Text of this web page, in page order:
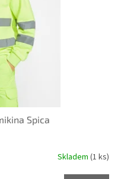
Spica
Skladem (1 ks)